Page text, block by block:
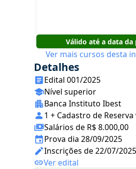
Válido até a data da
Ver mais cursos desta
Detalhes
Edital 001/2025
Nível superior
Banca Instituto Ibest
1 + Cadastro de Reserva
Salários de R$ 8.000,00
Prova dia 28/09/2025
Inscrições de 22/07/
Ver edital